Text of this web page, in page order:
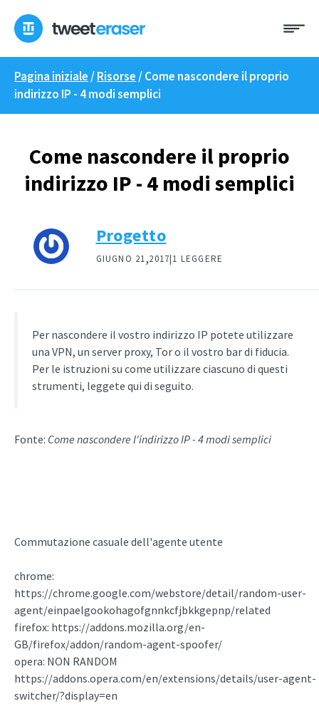
content
Pagina iniziale /Risorse /Come nascondere il proprio
indirizzo IP - 4 modi semplici
Come nascondere il proprio
indirizzo IP - 4 modi semplici
Progetto
GIUGNO 21,2017|1 LEGGERE
Per nascondere il vostro indirizzo IP potete utilizzare
una VPN, un server proxy, Tor o il vostro bar di fiducia.
Per le istruzioni su come utilizzare ciascuno di questi
strumenti, leggete qui di seguito.
Fonte: Come nascondere l'indirizzo IP - 4 modi semplici
Commutazione casuale dell'agente utente
chrome:
https://chrome.google.com/webstore/detail/random-user-
agent/einpaelgookohagofgnnkcfjbkkgepnp/related
firefox: https://addons.mozilla.org/en-
GB/firefox/addon/random-agent-spoofer/
opera: NON RANDOM
https://addons.opera.com/en/extensions/details/user-agent-
switcher/?display=en